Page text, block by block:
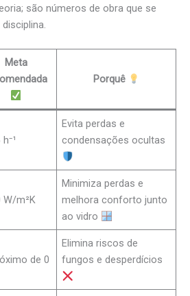
são números de obra que se
Meta
Porquê
Evita perdas e
condensações ocultas
W/m²K
Minimiza perdas e
melhora conforto junto
ao vidro
de 0
Elimina riscos de
fungos e desperdícios